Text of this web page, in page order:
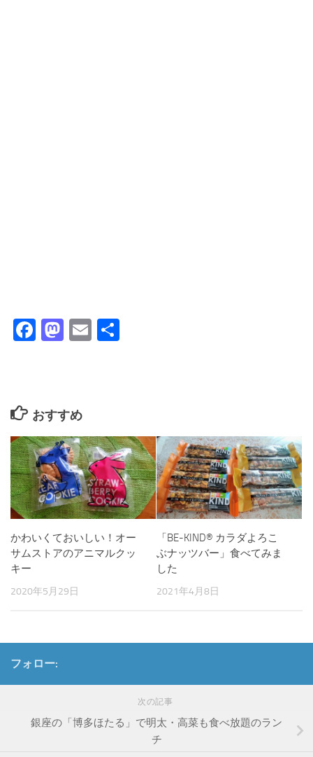
Facebook
Mastodon
Email
おすすめ
かわいくておいしい！オー
サムストアのアニマルクッ
キー
2020年5月29日
「BE-KIND® カラダよろこ
ぶナッツバー」食べてみま
した
2021年4月8日
フォロー:
次の記事
銀座の「博多ほたる」で明太・高菜も食べ放題のラン
チ